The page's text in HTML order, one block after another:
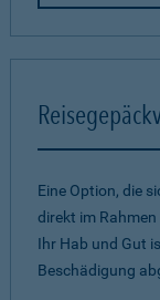
Eine Option, die
direkt im
Ihr Hab und Gut
Beschädigung